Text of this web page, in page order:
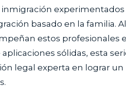
experimentados
basado en la familia.
estos profesionales
sólidas, esta
legal experta en lograr